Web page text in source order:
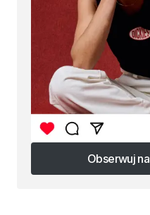
Obserwuj
Obserwuj